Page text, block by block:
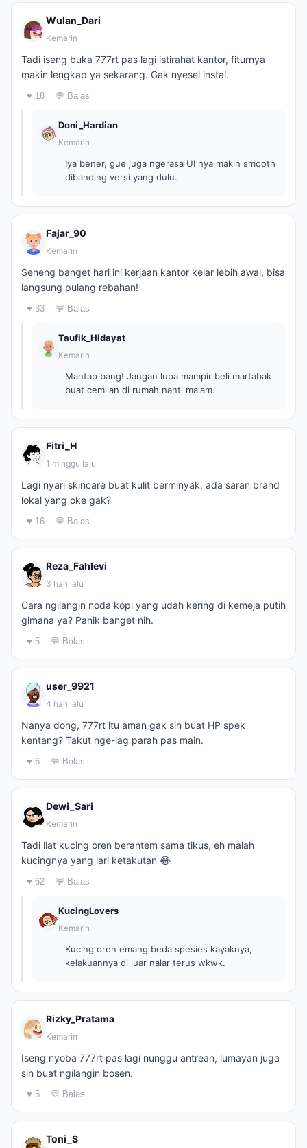
Wulan_Dari
Kemarin
Tadi iseng buka 777rt pas lagi istirahat kantor, fiturnya
makin lengkap ya sekarang. Gak nyesel instal.
♥ 18 💬 Balas
Doni_Hardian
Kemarin
Iya bener, gue juga ngerasa UI nya makin smooth
dibanding versi yang dulu.
Fajar_90
Kemarin
Seneng banget hari ini kerjaan kantor kelar lebih awal, bisa
langsung pulang rebahan!
♥ 33 💬 Balas
Taufik_Hidayat
Kemarin
Mantap bang! Jangan lupa mampir beli martabak
buat cemilan di rumah nanti malam.
Fitri_H
1 minggu lalu
Lagi nyari skincare buat kulit berminyak, ada saran brand
lokal yang oke gak?
♥ 16 💬 Balas
Reza_Fahlevi
3 hari lalu
Cara ngilangin noda kopi yang udah kering di kemeja putih
gimana ya? Panik banget nih.
♥ 5 💬 Balas
user_9921
4 hari lalu
Nanya dong, 777rt itu aman gak sih buat HP spek
kentang? Takut nge-lag parah pas main.
♥ 6 💬 Balas
Dewi_Sari
Kemarin
Tadi liat kucing oren berantem sama tikus, eh malah
kucingnya yang lari ketakutan 😂
♥ 62 💬 Balas
KucingLovers
Kemarin
Kucing oren emang beda spesies kayaknya,
kelakuannya di luar nalar terus wkwk.
Rizky_Pratama
Kemarin
Iseng nyoba 777rt pas lagi nunggu antrean, lumayan juga
sih buat ngilangin bosen.
♥ 5 💬 Balas
Toni_S